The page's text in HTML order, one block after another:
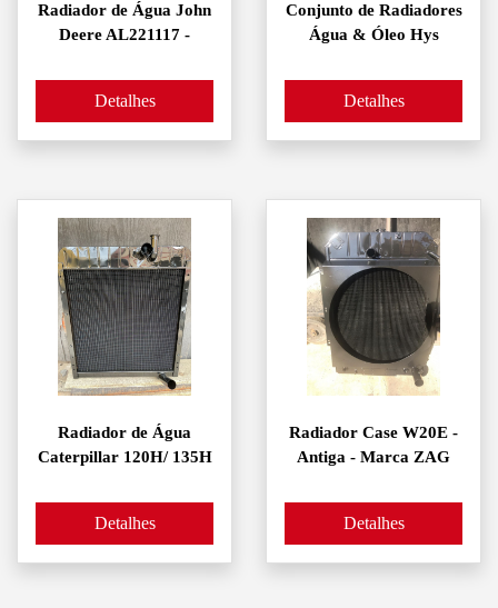
Radiador de Água John
Deere AL221117 -
Detalhes
Conjunto de Radiadores
Água & Óleo Hys
Detalhes
Radiador de Água
Caterpillar 120H/ 135H
Detalhes
Radiador Case W20E -
Antiga - Marca ZAG
Detalhes